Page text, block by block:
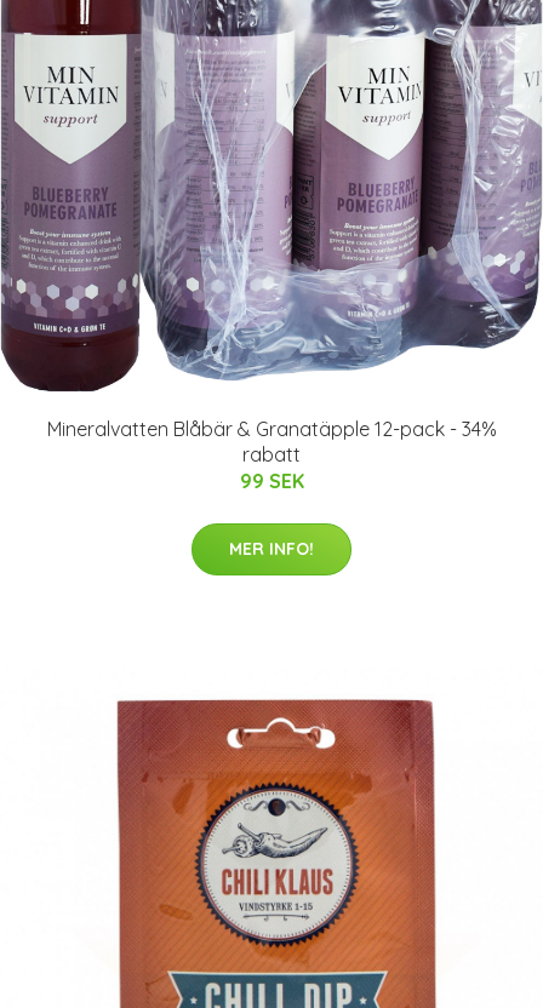
Mineralvatten Blåbär & Granatäpple 12-pack - 34%
rabatt
99 SEK
MER INFO!